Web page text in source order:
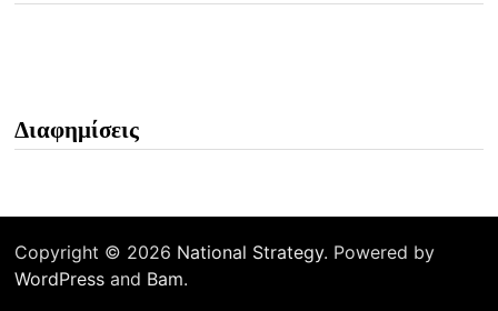
Διαφημίσεις
Copyright © 2026 National Strategy. Powered by
WordPressand Bam.